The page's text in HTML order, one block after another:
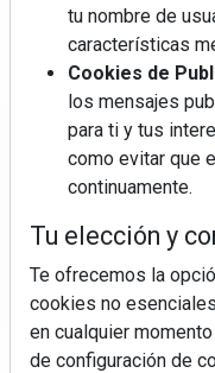
Regístrate
Correo electrónico
tu nombre de
características
Cookies de
los mensajes
para ti y tus
como evitar que
continuamente.
Tu elección y
Te ofrecemos la
cookies no
en cualquier
de configuración de